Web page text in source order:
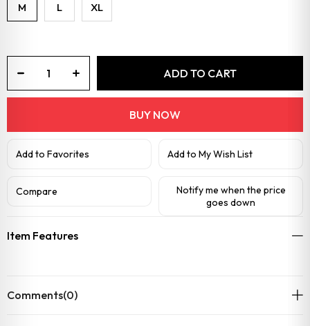
M L XL
Add to Favorites Add to My Wish List
Compare
Notify me when the price
goes down
Item Features
Comments(0)